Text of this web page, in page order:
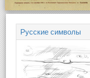
Русские символы